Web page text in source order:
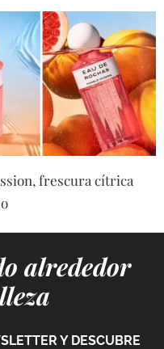
frescura cítrica
alrededor
Y DESCUBRE